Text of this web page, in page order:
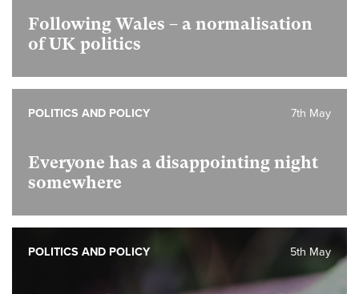
Following Wales – a normalisation
of UK politics
Everyone has a disappointing night
somewhere
7th May
POLITICS AND POLICY
5th May
POLITICS AND POLICY